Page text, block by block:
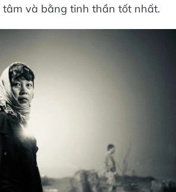
tâm và bằng tinh thần tốt nhất.